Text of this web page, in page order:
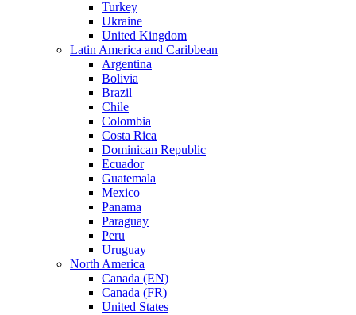
Turkey
Ukraine
United Kingdom
Latin America and Caribbean
Argentina
Bolivia
Brazil
Chile
Colombia
Costa Rica
Dominican Republic
Ecuador
Guatemala
Mexico
Panama
Paraguay
Peru
Uruguay
North America
Canada (EN)
Canada (FR)
United States